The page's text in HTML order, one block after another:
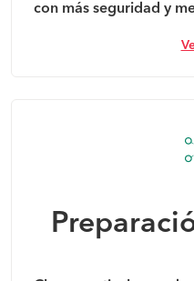
con más seguridad y